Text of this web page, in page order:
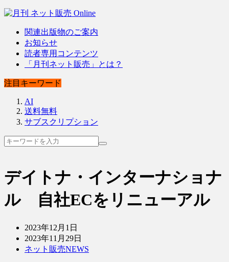
関連出版物のご案内
お知らせ
読者専用コンテンツ
「月刊ネット販売」とは？
注目キーワード
AI
送料無料
サブスクリプション
デイトナ・インターナショナ
ル 自社ECをリニューアル
2023年12月1日
2023年11月29日
ネット販売NEWS